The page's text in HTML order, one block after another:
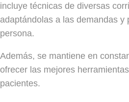
incluye técnicas de diversas
adaptándolas a las demandas y
persona.
Además, se mantiene en
ofrecer las mejores
pacientes.